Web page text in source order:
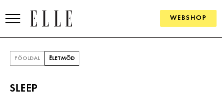
WEBSHOP
FŐOLDAL ÉLETMÓD
SLEEP